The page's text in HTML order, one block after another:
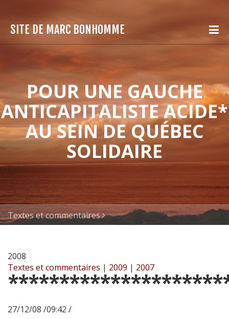
SITE DE MARC BONHOMME
POUR UNE GAUCHE
ANTICAPITALISTE ACIDE*
AU SEIN DE QUÉBEC
SOLIDAIRE
Textes et commentaires
2008
Textes et commentaires | 2009 | 2007
27/12/08 /09:42 /